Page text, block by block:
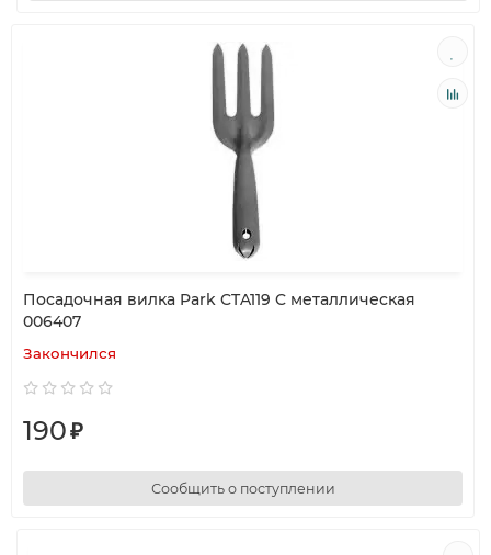
Посадочная вилка Park CTA119 C металлическая
006407
Закончился
190₽
Сообщить о поступлении